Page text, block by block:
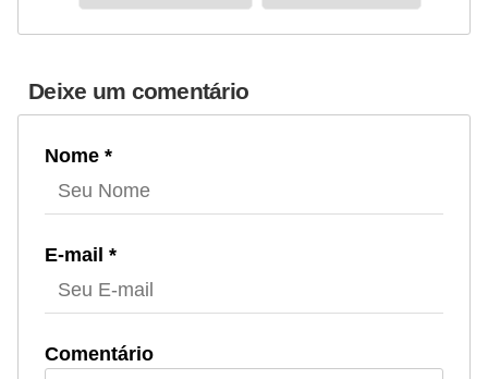
Deixe um comentário
Nome *
E-mail *
Comentário